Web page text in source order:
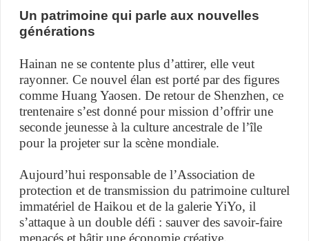
Un patrimoine qui parle aux nouvelles
générations
Hainan ne se contente plus d’attirer, elle veut
rayonner. Ce nouvel élan est porté par des figures
comme Huang Yaosen. De retour de Shenzhen, ce
trentenaire s’est donné pour mission d’offrir une
seconde jeunesse à la culture ancestrale de l’île
pour la projeter sur la scène mondiale.
Aujourd’hui responsable de l’Association de
protection et de transmission du patrimoine culturel
immatériel de Haikou et de la galerie YiYo, il
s’attaque à un double défi : sauver des savoir-faire
menacés et bâtir une économie créative.